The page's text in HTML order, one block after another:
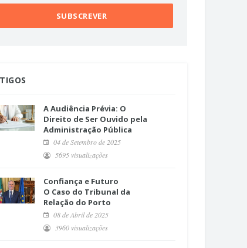
A Audiência Prévia: O
Direito de Ser Ouvido pela
Administração Pública
04 de Setembro de 2025
5695 visualizações
Confiança e Futuro
O Caso do Tribunal da
Relação do Porto
08 de Abril de 2025
3960 visualizações